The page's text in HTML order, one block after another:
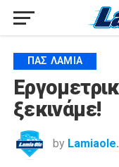
ΠΑΣ ΛΑΜΊΑ
ξεκινάμε!
by